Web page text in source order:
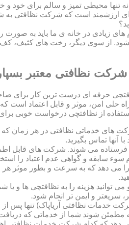
محیطی تمیز و سالم برای خود و
ارزشمند است که شرکت نظافتی به
های زیادی در خانه ی ما باید به
از سوی دیگر، رخت های کثیف، کف
شرکت نظافتی معتبر
حرفه ای درست ترین کار برای
حلی امن، موثر و قابل اعتماد است
استفاده از نظافتچی درخواست خوبی
های خدماتی نظافتی در هر زمان که
با آنها تماس بگیرید.
فرستاده می شوند. شرکت های قابل
سوء سابقه و گواهی عدم اعتیاد را
را می دهد که به سرعت و بطور موثر هر
توانید هزینه را به نظافتچی ها و
سریعتر و ایمن تر انجام شود.
خدمات نظافتی آریاپاک) تنها پس از
شوند شما از خدماتی که